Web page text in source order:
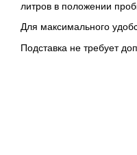
литров в положении
Для максимального
Подставка не требует